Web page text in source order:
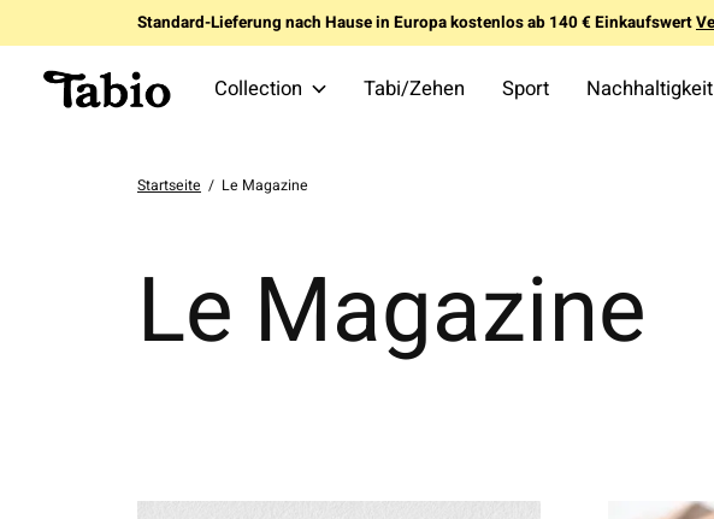
Standard-Lieferung nach Hause in Europa kostenlos ab 140 € Einkaufswert
Collection Tabi/Zehen Sport Nachhaltigkeit
Startseite / Le Magazine
Le Magazine